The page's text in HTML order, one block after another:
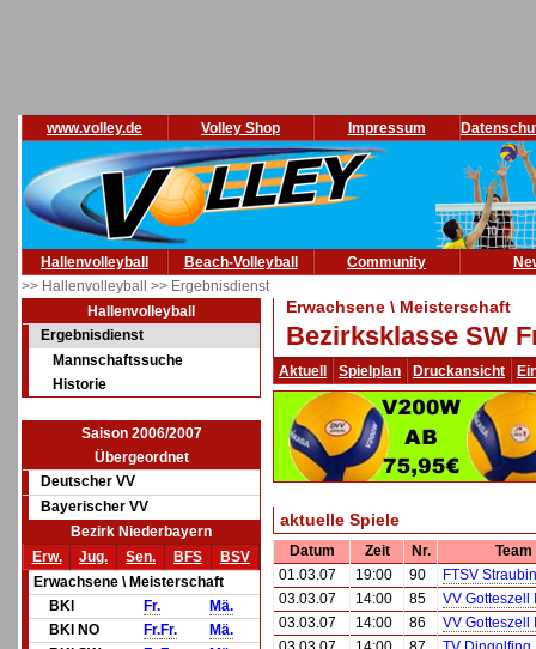
www.volley.de Volley Shop Impressum
Hallenvolleyball Beach-Volleyball Community
>> Hallenvolleyball >> Ergebnisdienst
Hallenvolleyball
Ergebnisdienst
Mannschaftssuche
Historie
Saison 2006/2007
Übergeordnet
Deutscher VV
Bayerischer VV
Bezirk Niederbayern
Erw.
Jug. Sen. BFS
BSV
Erwachsene \ Meisterschaft
BKl
Fr.
Mä.
BKl NO
Fr.Fr.
Mä.
Erwachsene \ Meisterschaft
Bezirksklasse SW
Aktuell Spielplan Druckansicht
aktuelle Spiele
Datum Zeit Nr.
Team
01.03.07
19:00 90
FTSV
03.03.07
14:00 85
VV Gotteszell
03.03.07
14:00 86
VV Gotteszell